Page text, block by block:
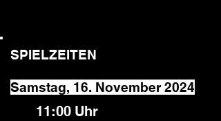
SPIELZEITEN
Samstag, 16. November 2024
11:00 Uhr